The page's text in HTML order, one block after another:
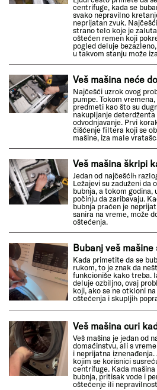
centrifuge, kada se
svako nepravilno
neprijatan zvuk.
strano telo koje je
oštećen remen koji
pogled deluje
u takvom stanju može
Veš mašina neće
Najčešći uzrok ovog
pumpe. Tokom
predmeti kao što su
nakupljanje
odvodnjavanje. Prvi
čišćenje filtera koji se
mašine, iza male
Veš mašina škripi
Jedan od najčešćih
Ležajevi su zaduženi
bubnja, a tokom godina,
počinju da zaribavaju.
bubnja praćen je
sanira na vreme, može
oštećenja.
Bubanj veš
Kada primetite da se
rukom, to je znak da
funkcioniše kako treba.
deluje ozbiljno, ovaj
koji, ako se ne otkloni
oštećenja i skupljih
Veš mašina curi
Veš mašina je jedan od
domaćinstvu, ali s
i neprijatna
kojim se korisnici
centrifuge. Kada
bubnja, pritisak vode i
oštećenje ili